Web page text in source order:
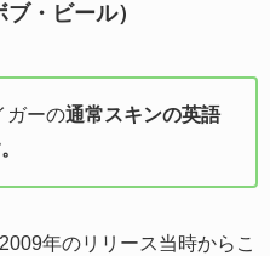
・ビール）
ガーの通常スキンの英語
年のリリース当時からこ